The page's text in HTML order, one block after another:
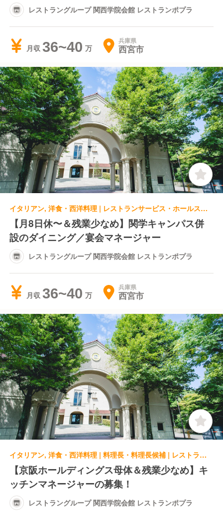
レストラングループ 関西学院会館 レストランポプラ
月収 36~40 兵庫県
西宮市
イタリアン, 洋食・西洋料理 | レストランサービス・ホールスタッフ | レストラングループ 関西学院会館 レストランポプラ
【月8日休〜＆残業少なめ】関学キャンパス併
設のダイニング／宴会マネージャー
レストラングループ 関西学院会館 レストランポプラ
月収 36~40 兵庫県
西宮市
イタリアン, 洋食・西洋料理 | 料理長・料理長候補 | レストラングループ 関西学院会館 レストランポプラ
【京阪ホールディングス母体＆残業少なめ】キ
ッチンマネージャーの募集！
レストラングループ 関西学院会館 レストランポプラ